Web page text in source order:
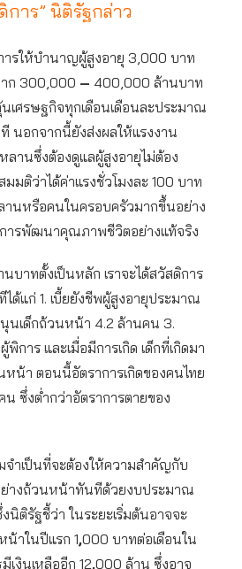
การ” นิติรัฐกล่าว
ารให้บำนาญผู้สูงอายุ 3,000 บาท
ก 300,000 – 400,000 ล้านบาท
เศรษฐกิจทุกเดือนเดือนละประมาณ
นอกจากนี้ยังส่งผลให้แรงงาน
ลานซึ่งต้องดูแลผู้สูงอายุไม่ต้อง
มมติว่าได้ค่าแรงชั่วโมงละ 100 บาท
านหรือคนในครอบครัวมากขึ้นอย่าง
ารพัฒนาคุณภาพชีวิตอย่างแท้จริง
บาทตั้งเป็นหลัก เราจะได้สวัสดิการ
ด้แก่ 1. เบี้ยยังชีพผู้สูงอายุประมาณ
นุนเด็กถ้วนหน้า 4.2 ล้านคน 3.
การ และเมื่อมีการเกิด เด็กที่เกิดมา
น้า ตอนนี้อัตราการเกิดของคนไทย
ซึ่งต่ำกว่าอัตราการตายของ
จำเป็นที่จะต้องให้ความสำคัญกับ
างถ้วนหน้าทันทีด้วยงบประมาณ
ติรัฐชี้ว่า ในระยะเริ่มต้นอาจจะ
น้าในปีแรก 1,000 บาทต่อเดือนใน
เงินเหลืออีก 12,000 ล้าน ซึ่งอาจ